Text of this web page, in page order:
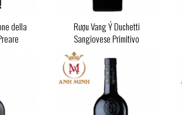
della
Rượu Vang Ý Duchetti
Sangiovese Primitivo